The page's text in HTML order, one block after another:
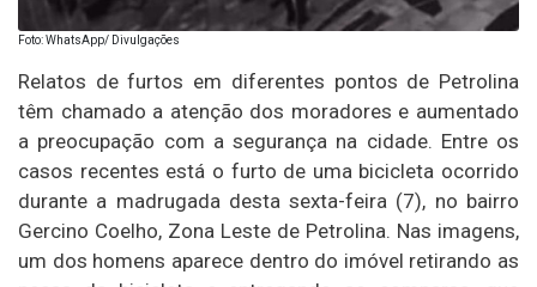
Foto: WhatsApp/ Divulgações
Relatos de furtos em diferentes pontos de Petrolina
têm chamado a atenção dos moradores e aumentado
a preocupação com a segurança na cidade. Entre os
casos recentes está o furto de uma bicicleta ocorrido
durante a madrugada desta sexta-feira (7), no bairro
Gercino Coelho, Zona Leste de Petrolina. Nas imagens,
um dos homens aparece dentro do imóvel retirando as